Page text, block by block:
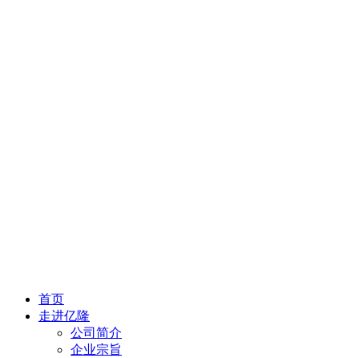
首页
走进亿隆
公司简介
企业宗旨